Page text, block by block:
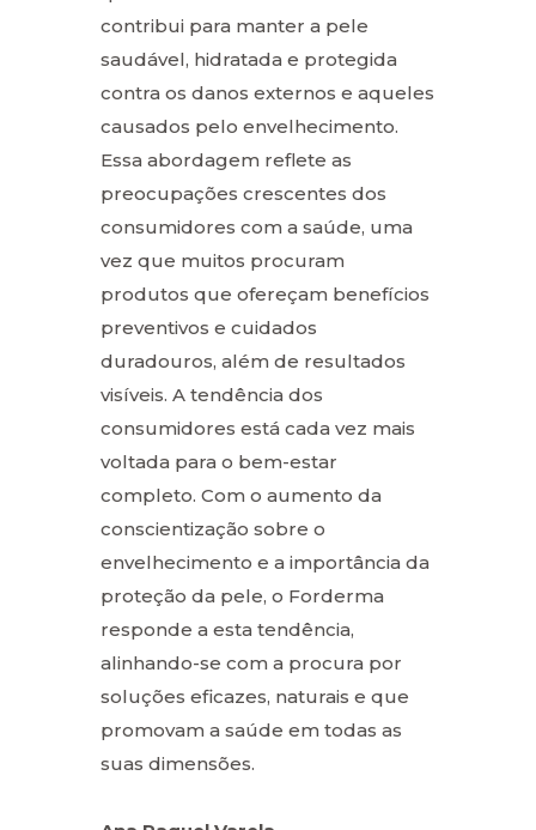
contribui para manter a pele
saudável, hidratada e protegida
contra os danos externos e aqueles
causados pelo envelhecimento.
Essa abordagem reflete as
preocupações crescentes dos
consumidores com a saúde, uma
vez que muitos procuram
produtos que ofereçam benefícios
preventivos e cuidados
duradouros, além de resultados
visíveis. A tendência dos
consumidores está cada vez mais
voltada para o bem-estar
completo. Com o aumento da
conscientização sobre o
envelhecimento e a importância da
proteção da pele, o Forderma
responde a esta tendência,
alinhando-se com a procura por
soluções eficazes, naturais e que
promovam a saúde em todas as
suas dimensões.